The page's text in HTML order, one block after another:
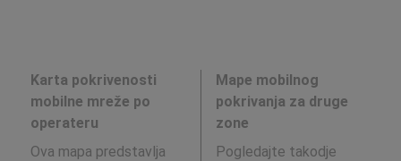
Karta pokrivenosti
mobilne mreže po
operateru
Ova mapa predstavlja
Mape mobilnog
pokrivanja za druge
zone
Pogledajte takodje